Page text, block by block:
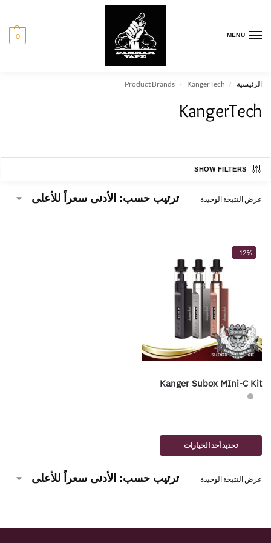
MENU
0
الرئيسية /
Product Brands / KangerTech
KangerTech
SHOW FILTERS
عرض النتيجة الوحيدة
-12%
Kanger Subox MIni-C Kit
تحديد أحد الخيارات
عرض النتيجة الوحيدة